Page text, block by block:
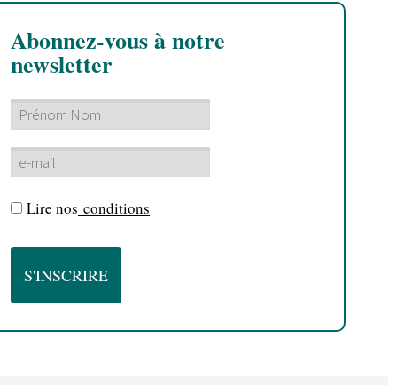
Abonnez-vous à notre
newsletter
Lire nos conditions